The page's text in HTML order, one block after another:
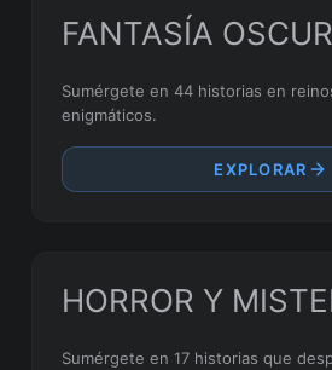
FANTASÍA
Sumérgete en 44 historias en
enigmáticos.
EXPLORAR
HORROR Y
Sumérgete en 17 historias que